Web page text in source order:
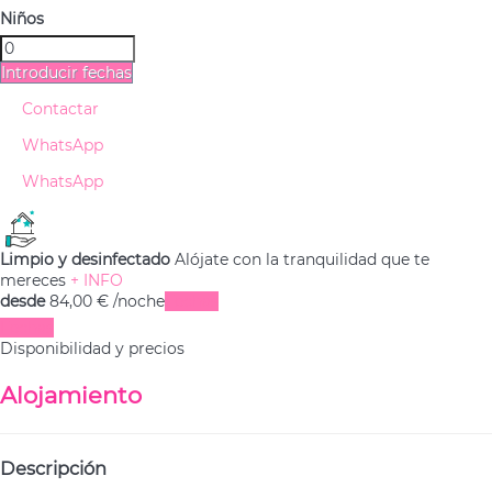
Niños
Introducir fechas
Contactar
WhatsApp
WhatsApp
Limpio y desinfectado Alójate con la tranquilidad que te
mereces + INFO
desde84,00 € /noche
Disponibilidad y precios
Alojamiento
Descripción